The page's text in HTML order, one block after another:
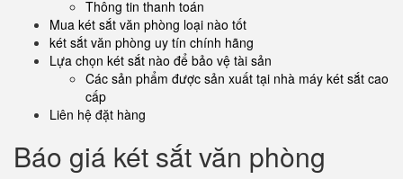
Thông tin thanh toán
Mua két sắt văn phòng loại nào tốt
két sắt văn phòng uy tín chính hãng
Lựa chọn két sắt nào để bảo vệ tài sản
Các sản phẩm được sản xuất tại nhà máy két sắt cao
cấp
Liên hệ đặt hàng
Báo giá két sắt văn phòng